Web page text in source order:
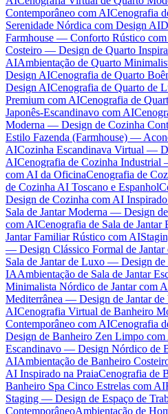
Contemporâneo com AICenografia
Serenidade Nórdica com Design AI
Farmhouse — Conforto Rústico
Costeiro — Design de Quarto
AIAmbientação de Quarto
Design AICenografia de Quarto
Design AICenografia de Quarto de
Premium com AICenografia de
Japonês-Escandinavo com AI
Moderna — Design de Cozinha
Estilo Fazenda (Farmhouse) —
AICozinha Escandinava Virtual —
AICenografia de Cozinha
com AI da OficinaCenografia de
de Cozinha AI Toscano e Espanhol
Design de Cozinha com AI Inspirado
Sala de Jantar Moderna — Design
com AICenografia de Sala de
Jantar Familiar Rústico com AI
— Design Clássico Formal de Jantar
Sala de Jantar de Luxo — Design de
IAAmbientação de Sala de Jantar
Minimalista Nórdico de Jantar com
Mediterrânea — Design de Jantar de
AICenografia Virtual de Banheiro
Contemporâneo com AICenografia
Design de Banheiro Zen Limpo
Escandinavo — Design Nórdico de
AIAmbientação de Banheiro
AI Inspirado na PraiaCenografia de
Banheiro Spa Cinco Estrelas com AI
Staging — Design de Espaço de
ContemporâneoAmbientação de